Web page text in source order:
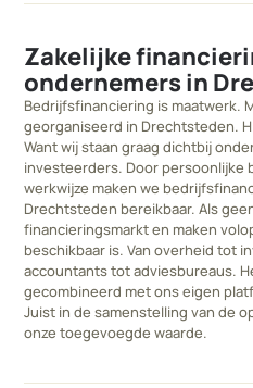
Zakelijke
ondernemers in
Bedrijfsfinanciering is maatwerk.
georganiseerd in Drechtsteden.
Want wij staan graag dichtbij
investeerders. Door persoonlijke
werkwijze maken we
Drechtsteden bereikbaar. Als
financieringsmarkt en maken
beschikbaar is. Van overheid tot
accountants tot adviesbureaus.
gecombineerd met ons eigen
Juist in de samenstelling van de
onze toegevoegde waarde.